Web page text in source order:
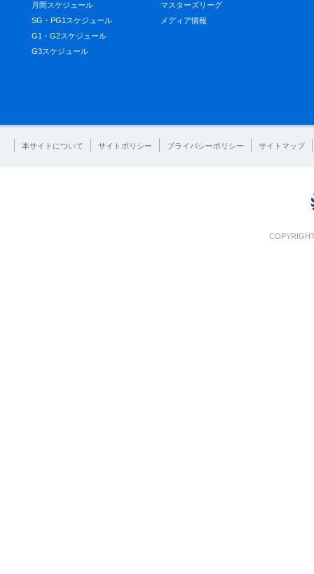
月間スケジュール
SG・PG1スケジュール
G1・G2スケジュール
G3スケジュール
マスターズリーグ
メディア情報
本サイトについて サイトポリシー プライバシーポリシー サイトマップ